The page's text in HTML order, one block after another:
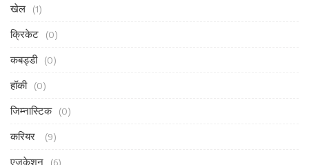
खेल (1)
क्रिकेट (0)
कबड्डी (0)
हॉकी (0)
जिम्नास्टिक (0)
करियर (9)
एजुकेशन (6)